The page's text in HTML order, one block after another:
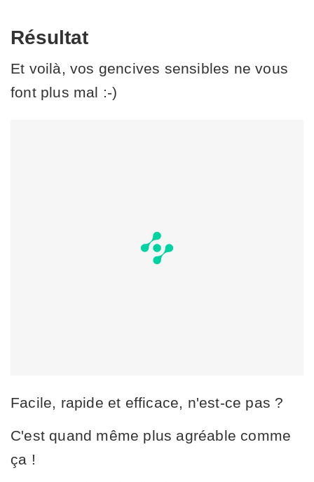
Résultat
Et voilà, vos gencives sensibles ne vous
font plus mal :-)
Facile, rapide et efficace, n'est-ce pas ?
C'est quand même plus agréable comme
ça !